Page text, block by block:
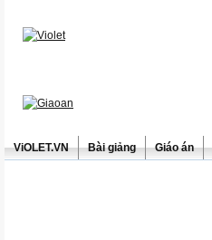
ViOLET.VN Bài giảng Giáo án